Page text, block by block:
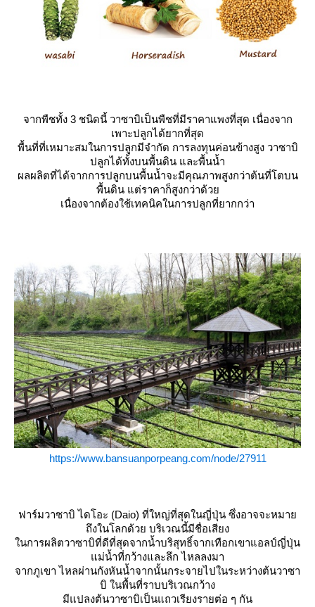
จากพืชทั้ง 3 ชนิดนี้ วาซาบิเป็นพืชที่มีราคาแพงที่สุด เนื่องจาก
เพาะปลูกได้ยากที่สุด
พื้นที่ที่เหมาะสมในการปลูกมีจำกัด การลงทุนค่อนข้างสูง วาซาบิ
ปลูกได้ทั้งบนพื้นดิน และพื้นน้ำ
ผลผลิตที่ได้จากการปลูกบนพื้นน้ำจะมีคุณภาพสูงกว่าต้นที่โตบน
พื้นดิน แต่ราคาก็สูงกว่าด้ว
เนื่องจากต้องใช้เทคนิคในการปลูกที่ยากกว่า
https://www.bansuanporpeang.com/node/27911
ฟาร์มวาซาบิ ไดโอะ (Daio) ที่ใหญ่ที่สุดในญี่ปุ่น ซึ่งอาจจะหมา
ถึงในโลกด้วย บริเวณนี้มีชื่อเสียง
นการผลิตวาซาบิที่ดีที่สุดจากน้ำบริสุทธิ์จากเทือกเขาแอลป์ญี่ปุ่น
ม่น้ำที่กว้างและลึก ไหลลงมา
จากภูเขา ไหลผ่านกังหันน้ำจากนั้นกระจายไปในระหว่างต้นวาซา
บิ ในพื้นที่ราบบริเวณกว้าง
มีแปลงต้นวาซาบิเป็นแถวเรียงรายต่อ ๆ กัน